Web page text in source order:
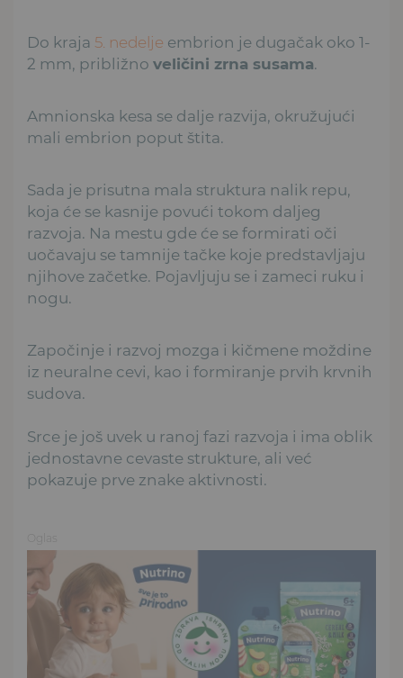
Do kraja 5. nedelje embrion je dugačak oko 1-
2 mm, približno veličini zrna susama.
Amnionska kesa se dalje razvija, okružujući
mali embrion poput štita.
Sada je prisutna mala struktura nalik repu,
koja će se kasnije povući tokom daljeg
razvoja. Na mestu gde će se formirati oči
uočavaju se tamnije tačke koje predstavljaju
njihove začetke. Pojavljuju se i zameci ruku i
nogu.
Započinje i razvoj mozga i kičmene moždine
iz neuralne cevi, kao i formiranje prvih krvnih
sudova.
Srce je još uvek u ranoj fazi razvoja i ima oblik
jednostavne cevaste strukture, ali već
pokazuje prve znake aktivnosti.